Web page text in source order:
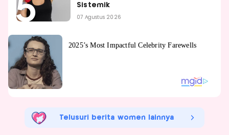
Sistemik
07 Agustus 2026
Telusuri berita women lainnya